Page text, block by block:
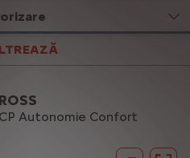
CP Autonomie Confort